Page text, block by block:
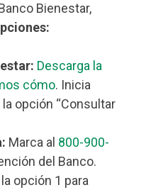
Bienestar,
Descarga la
cómo. Inicia
opción “Consultar
Marca al 800-900-
del Banco.
opción 1 para